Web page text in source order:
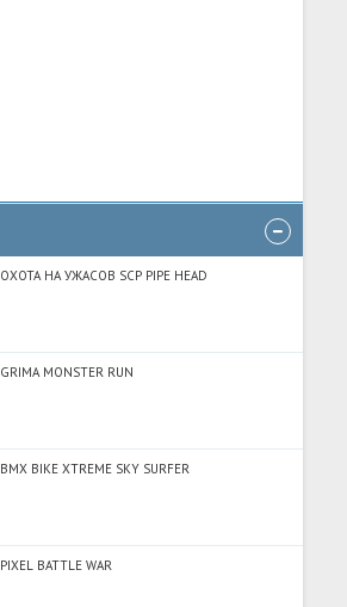
ОХОТА НА УЖАСОВ SCP PIPE HEAD
GRIMA MONSTER RUN
BMX BIKE XTREME SKY SURFER
PIXEL BATTLE WAR